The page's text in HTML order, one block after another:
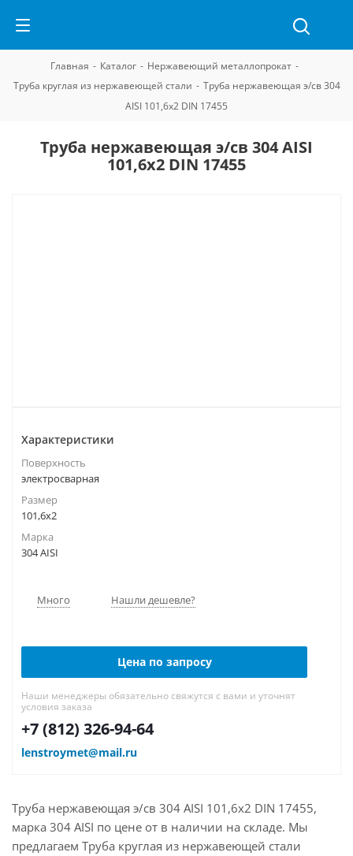
Главная - Каталог - Нержавеющий металлопрокат -
Труба круглая из нержавеющей стали - Труба нержавеющая э/св 304
AISI 101,6х2 DIN 17455
Труба нержавеющая э/св 304 AISI
101,6х2 DIN 17455
Характеристики
Поверхность
электросварная
Размер
101,6х2
Марка
304 AISI
Много Нашли дешевле?
Цена по запросу
Наши менеджеры обязательно свяжутся с вами и уточнят
условия заказа
+7 (812) 326-94-64
lenstroymet@mail.ru
Труба нержавеющая э/св 304 AISI 101,6х2 DIN 17455,
марка 304 AISI по цене от в наличии на складе. Мы
предлагаем Труба круглая из нержавеющей стали